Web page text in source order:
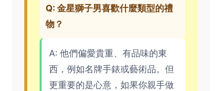
Q: 金星獅子男喜歡什麼類型的禮
物？
A: 他們偏愛貴重、有品味的東
西，例如名牌手錶或藝術品。但
更重要的是心意，如果你親手做